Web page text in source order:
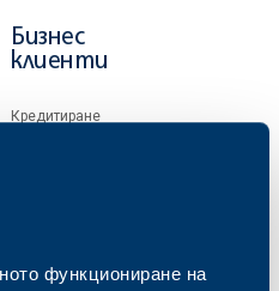
функциониране на
Бизнес
клиенти
Кредитиране
Факторинг